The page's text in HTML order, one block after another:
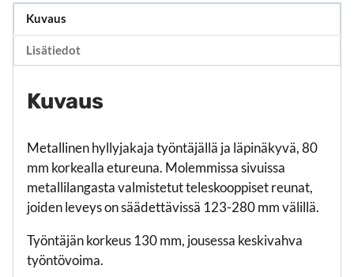
Kuvaus
Lisätiedot
Kuvaus
Metallinen hyllyjakaja työntäjällä ja läpinäkyvä, 80
mm korkealla etureuna. Molemmissa sivuissa
metallilangasta valmistetut teleskooppiset reunat,
joiden leveys on säädettävissä 123-280 mm välillä.
Työntäjän korkeus 130 mm, jousessa keskivahva
työntövoima.